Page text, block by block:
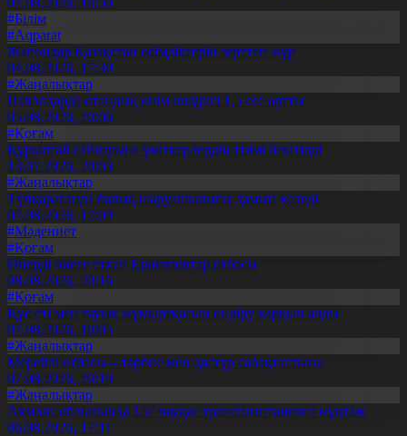
#Білім
#Aqparat
Жапондар Қазақстан өсімдіктерін зерттеп жүр
04.08.2026, 17:30
#Жаңалықтар
Павлодарда отандық өнім өндірісі 1,5 есе артты
05.08.2026, 20:06
#Қоғам
Құрылтай сайлауына үміткерлердің тізімі бекітілді
13.07.2026, 20:03
#Жаңалықтар
Түпқарағанда балық шаруашылығы дамып келеді
07.08.2026, 17:09
#Мәдениет
#Қоғам
Өнерді өнеге еткен Ерниязовтар отбасы
08.08.2026, 20:16
#Қоғам
Құс еті мен тауық жұмыртқасын өндіру қарқын алды
07.08.2026, 10:05
#Жаңалықтар
Мерейлі отбасы – тәрбие мен дәстүр сабақтастығы
07.08.2026, 20:19
#Жаңалықтар
Ақмола облысында 157 науқас трансплантацияға мұқтаж
06.08.2026, 17:11